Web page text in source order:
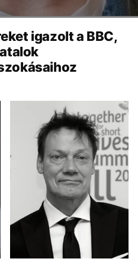
igazolt a BBC,